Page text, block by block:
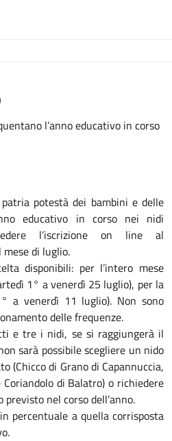
l’anno educativo in corso
potestà dei bambini e delle
educativo in corso nei nidi
l’iscrizione on line al
di luglio.
disponibili: per l’intero mese
1° a venerdì 25 luglio), per la
a venerdì 11 luglio). Non sono
delle frequenze.
e tre i nidi, se si raggiungerà il
sarà possibile scegliere un nido
(Chicco di Grano di Capannuccia,
di Balatro) o richiedere
nel corso dell’anno.
percentuale a quella corrisposta